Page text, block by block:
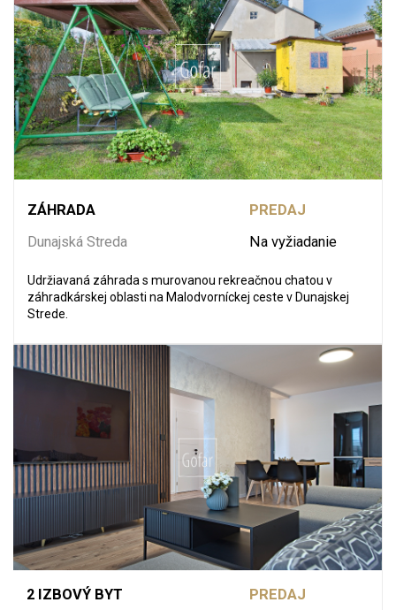
ZÁHRADA
Dunajská Streda
PREDAJ
Na vyžiadanie
Udržiavaná záhrada s murovanou rekreačnou chatou v
záhradkárskej oblasti na Malodvorníckej ceste v Dunajskej
Strede.
2 IZBOVÝ BYT PREDAJ